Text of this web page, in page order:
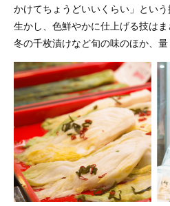
かけてちょうどいいくらい」とい
生かし、色鮮やかに仕上げる技はま
冬の千枚漬けなど旬の味のほか、量